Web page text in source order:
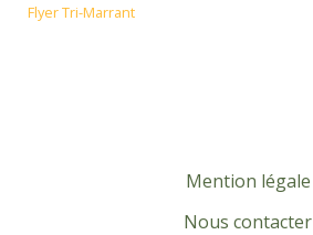
Flyer Tri-Marrant
Mention légale
Nous contacter